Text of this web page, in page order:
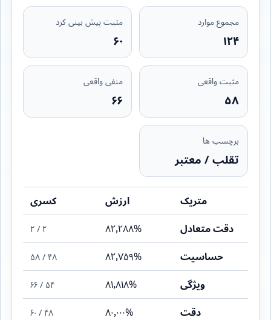
مجموع موارد
۱۲۴
مثبت پیش بینی کرد
۶۰
مثبت واقعی
۵۸
منفی واقعی
۶۶
برچسب ها
تقلب / معتبر
متریک ارزش کسری
دقت متعادل ۸۲٫۲۸۸% ۲ / ۲
حساسیت ۸۲٫۷۵۹% ۴۸ / ۵۸
ویژگی ۸۱٫۸۱۸% ۵۴ / ۶۶
دقت ۸۰٫۰۰۰% ۴۸ / ۶۰